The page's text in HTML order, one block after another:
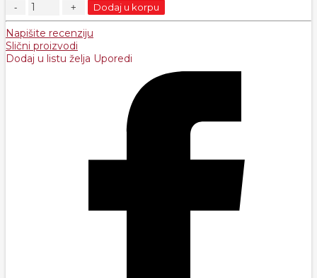
Dodaj u korpu
Napišite recenziju
Slični proizvodi
Dodaj u listu želja Uporedi